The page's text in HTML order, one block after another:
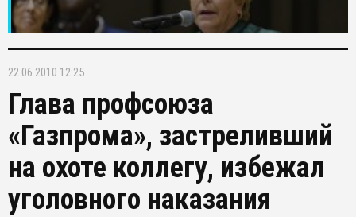
22.06.2010 12:25
Глава профсоюза
«Газпрома», застреливший
на охоте коллегу, избежал
уголовного наказания